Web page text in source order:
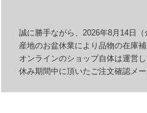
誠に勝手ながら、2026年8月14日（
産地のお盆休業により品物の在庫補
オンラインのショップ自体は運営し
休み期間中に頂いたご注文確認メー